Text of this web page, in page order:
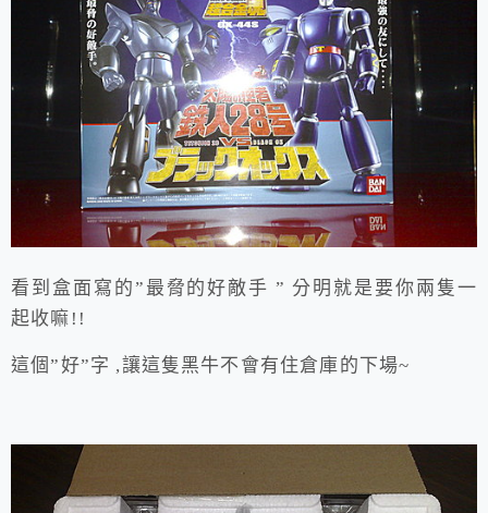
看到盒面寫的”最脅的好敵手 ” 分明就是要你兩隻一
起收嘛!!
這個”好”字 ,讓這隻黑牛不會有住倉庫的下場~